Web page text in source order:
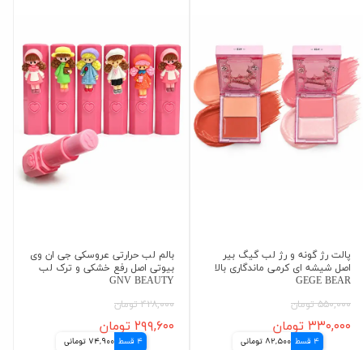
پالت رژ گونه و رژ لب گیگ بیر
اصل شیشه ای کرمی ماندگاری بالا
GEGE BEAR
۵۵۰,۰۰۰ تومان
۳۳۰,۰۰۰ تومان
4 قسط 82,500 تومانی
بالم لب حرارتی عروسکی جی ان وی
بیوتی اصل رفع خشکی و ترک لب
GNV BEAUTY
۴۲۸,۰۰۰ تومان
۲۹۹,۶۰۰ تومان
4 قسط 74,900 تومانی